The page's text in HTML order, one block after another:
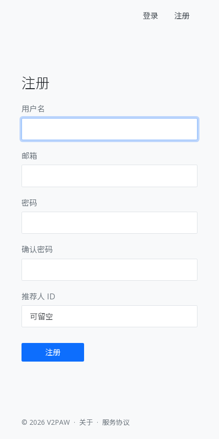
登录 注册
注册
用户名
邮箱
密码
确认密码
推荐人 ID
注册
© 2026 V2PAW · 关于 · 服务协议